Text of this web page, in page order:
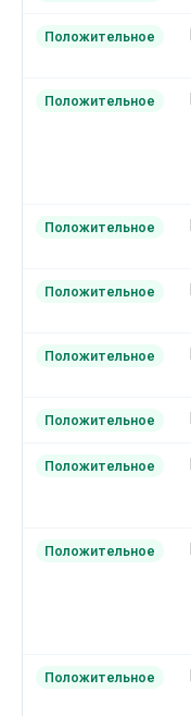
Положительное
Положительное
Положительное
Положительное
Положительное
Положительное
Положительное
Положительное
Положительное